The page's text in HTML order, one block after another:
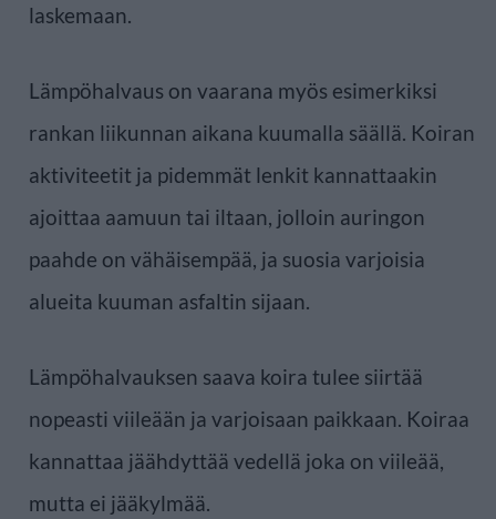
laskemaan.
Lämpöhalvaus on vaarana myös esimerkiksi
rankan liikunnan aikana kuumalla säällä. Koiran
aktiviteetit ja pidemmät lenkit kannattaakin
ajoittaa aamuun tai iltaan, jolloin auringon
paahde on vähäisempää, ja suosia varjoisia
alueita kuuman asfaltin sijaan.
Lämpöhalvauksen saava koira tulee siirtää
nopeasti viileään ja varjoisaan paikkaan. Koiraa
kannattaa jäähdyttää vedellä joka on viileää,
mutta ei jääkylmää.